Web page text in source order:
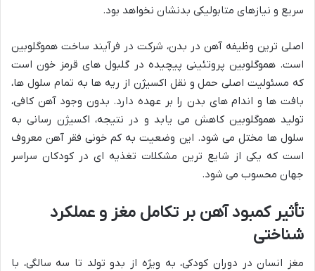
سریع و نیازهای متابولیکی بدنشان نخواهد بود.
اصلی ترین وظیفه آهن در بدن، شرکت در فرآیند ساخت هموگلوبین
است. هموگلوبین پروتئینی پیچیده در گلبول های قرمز خون است
که مسئولیت اصلی حمل و نقل اکسیژن از ریه ها به تمام سلول ها،
بافت ها و اندام های بدن را بر عهده دارد. بدون وجود آهن کافی،
تولید هموگلوبین کاهش می یابد و در نتیجه، اکسیژن رسانی به
سلول ها مختل می شود. این وضعیت به کم خونی فقر آهن معروف
است که یکی از شایع ترین مشکلات تغذیه ای در کودکان سراسر
جهان محسوب می شود.
تأثیر کمبود آهن بر تکامل مغز و عملکرد
شناختی
مغز انسان در دوران کودکی، به ویژه از بدو تولد تا سه سالگی، با